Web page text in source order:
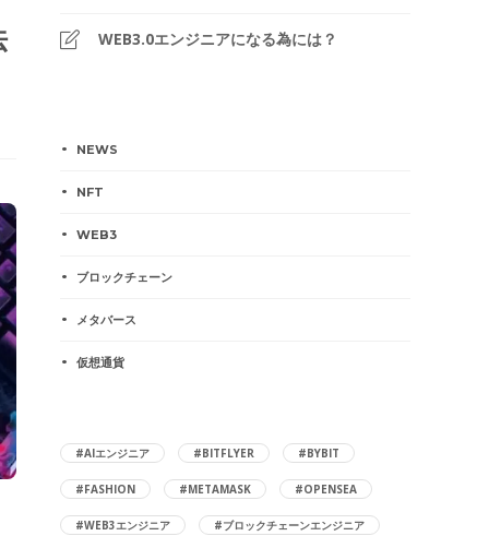
WEB3.0エンジニアになる為には？
NEWS
NFT
WEB3
ブロックチェーン
メタバース
仮想通貨
#AIエンジニア #BITFLYER #BYBIT
#FASHION #METAMASK #OPENSEA
#WEB3エンジニア #ブロックチェーンエンジニア